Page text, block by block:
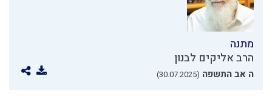
מתנה
הרב אליקים לבנון
ה אב התשפה (30.07.2025)